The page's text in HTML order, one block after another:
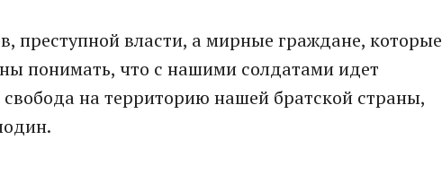
преступной власти, а мирные граждане, которые
понимать, что с нашими солдатами идет
на территорию нашей братской страны,